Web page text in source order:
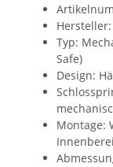
Typ:
Safe)
Design:
Montage: